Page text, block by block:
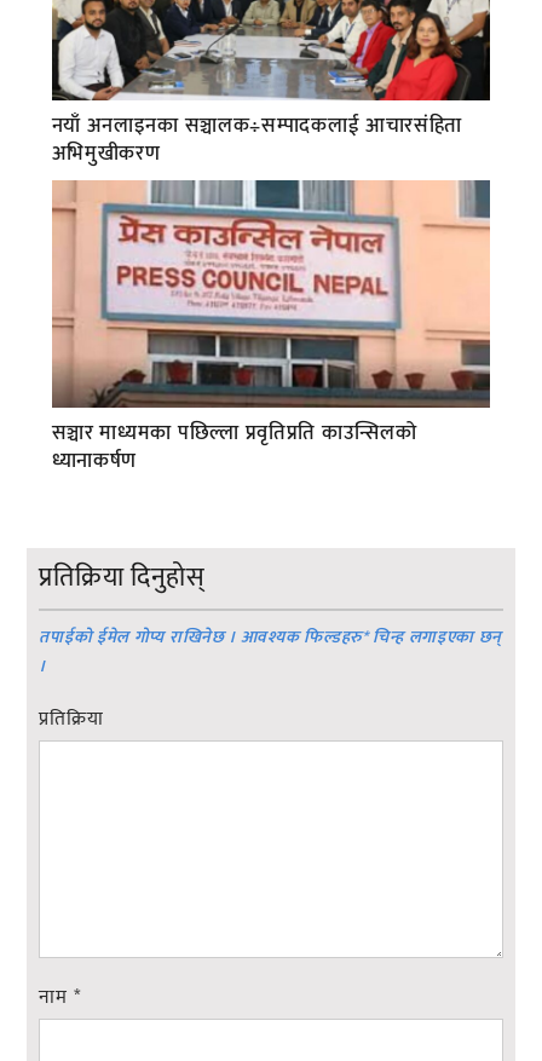
नयाँ अनलाइनका सञ्चालक÷सम्पादकलाई आचारसंहिता
अभिमुखीकरण
सञ्चार माध्यमका पछिल्ला प्रवृतिप्रति काउन्सिलको
ध्यानाकर्षण
प्रतिक्रिया दिनुहोस्
तपाईको ईमेल गोप्य राखिनेछ । आवश्यक फिल्डहरु*चिन्ह लगाइएका छन्
।
प्रतिक्रिया
नाम *